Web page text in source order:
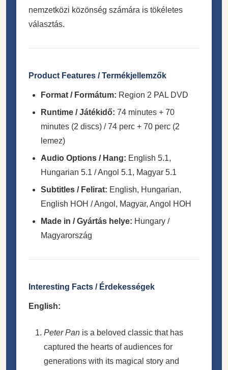
nemzetközi közönség számára is tökéletes
választás.
Product Features / Termékjellemzők
Format / Formátum: Region 2 PAL DVD
Runtime / Játékidő: 74 minutes + 70
minutes (2 discs) / 74 perc + 70 perc (2
lemez)
Audio Options / Hang: English 5.1,
Hungarian 5.1 / Angol 5.1, Magyar 5.1
Subtitles / Felirat: English, Hungarian,
English HOH / Angol, Magyar, Angol HOH
Made in / Gyártás helye: Hungary /
Magyarország
Interesting Facts / Érdekességek
English:
Peter Pan is a beloved classic that has
captured the hearts of audiences for
generations with its magical story and